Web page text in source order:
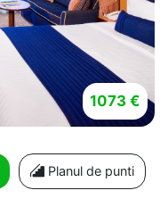
1073 €
Planul de punti